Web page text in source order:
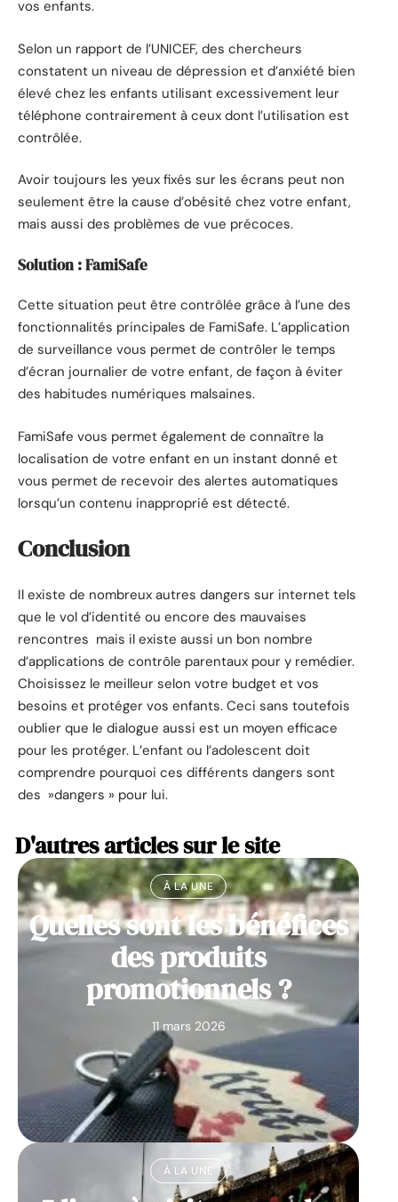
vos enfants.
Selon un rapport de l’UNICEF, des chercheurs
constatent un niveau de dépression et d’anxiété bien
élevé chez les enfants utilisant excessivement leur
téléphone contrairement à ceux dont l’utilisation est
contrôlée.
Avoir toujours les yeux fixés sur les écrans peut non
seulement être la cause d’obésité chez votre enfant,
mais aussi des problèmes de vue précoces.
Solution : FamiSafe
Cette situation peut être contrôlée grâce à l’une des
fonctionnalités principales de FamiSafe. L’application
de surveillance vous permet de contrôler le temps
d’écran journalier de votre enfant, de façon à éviter
des habitudes numériques malsaines.
FamiSafe vous permet également de connaître la
localisation de votre enfant en un instant donné et
vous permet de recevoir des alertes automatiques
lorsqu’un contenu inapproprié est détecté.
Conclusion
Il existe de nombreux autres dangers sur internet tels
que le vol d’identité ou encore des mauvaises
rencontres mais il existe aussi un bon nombre
d’applications de contrôle parentaux pour y remédier.
Choisissez le meilleur selon votre budget et vos
besoins et protéger vos enfants. Ceci sans toutefois
oublier que le dialogue aussi est un moyen efficace
pour les protéger. L’enfant ou l’adolescent doit
comprendre pourquoi ces différents dangers sont
des »dangers » pour lui.
D'autres articles sur le site
À LA UNE
Quelles sont les bénéfices
des produits
promotionnels ?
11 mars 2026
À LA UNE